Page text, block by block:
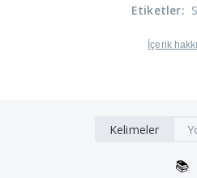
Etiketler:
İçerik
Kelimeler
📚